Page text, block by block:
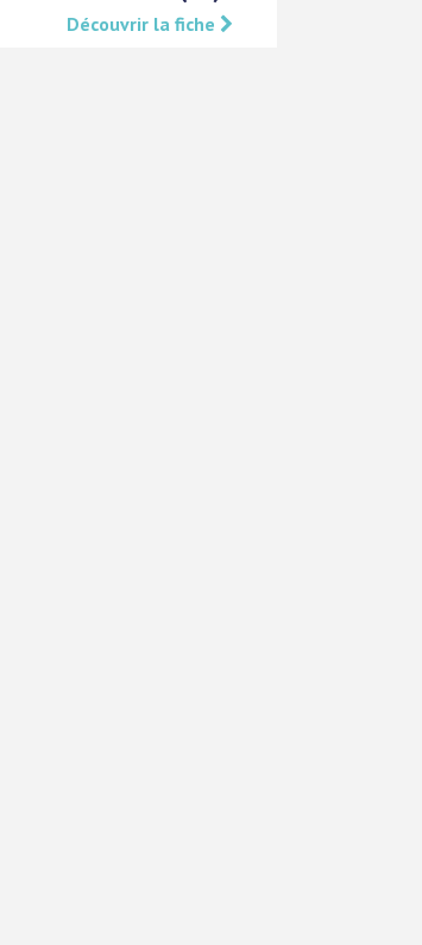
Découvrir la fiche